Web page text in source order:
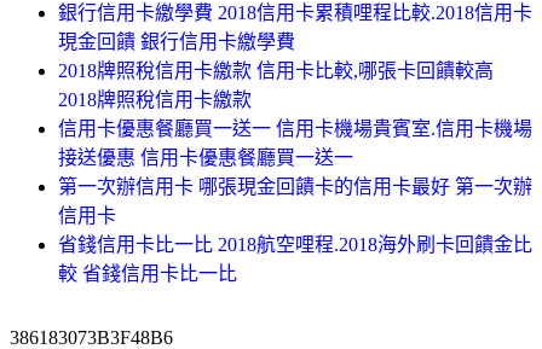
銀行信用卡繳學費 2018信用卡累積哩程比較.2018信用卡
現金回饋 銀行信用卡繳學費
2018牌照稅信用卡繳款 信用卡比較,哪張卡回饋較高
2018牌照稅信用卡繳款
信用卡優惠餐廳買一送一 信用卡機場貴賓室.信用卡機場
接送優惠 信用卡優惠餐廳買一送一
第一次辦信用卡 哪張現金回饋卡的信用卡最好 第一次辦
信用卡
省錢信用卡比一比 2018航空哩程.2018海外刷卡回饋金比
較 省錢信用卡比一比
386183073B3F48B6